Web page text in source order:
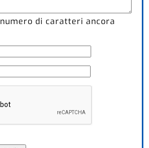
numero di caratteri ancora